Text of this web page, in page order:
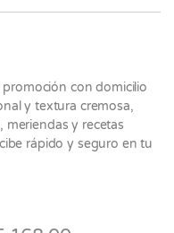
con domicilio
y textura cremosa,
meriendas y recetas
rápido y seguro en tu